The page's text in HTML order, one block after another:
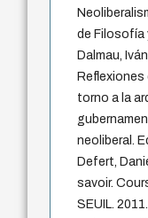
de Filosofía
Dalmau,
Reflexiones
torno a la
neoliberal.
Defert,
savoir.
SEUIL. 2011.